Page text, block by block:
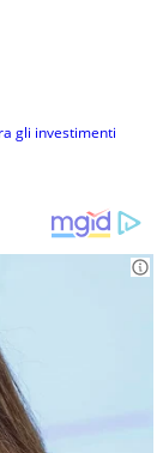
gli investimenti